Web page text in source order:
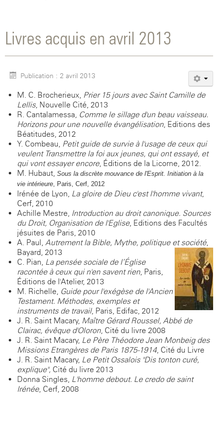
Livres acquis en avril 2013
Publication : 2 avril 2013
M. C. Brocherieux, Prier 15 jours avec Saint Camille de
Lellis, Nouvelle Cité, 2013
R. Cantalamessa, Comme le sillage d'un beau vaisseau.
Horizons pour une nouvelle évangélisation, Editions des
Béatitudes, 2012
Y. Combeau, Petit guide de survie à l'usage de ceux qui
veulent Transmettre la foi aux jeunes, qui ont essayé, et
qui vont essayer encore, Éditions de la Licorne, 2012.
M. Hubaut, Sous la discrète mouvance de l'Esprit. Initiation à la
vie intérieure, Paris, Cerf, 2012
Irénée de Lyon, La gloire de Dieu c'est l'homme vivant,
Cerf, 2010
Achille Mestre, Introduction au droit canonique. Sources
du Droit, Organisation de l'Eglise, Editions des Facultés
jésuites de Paris, 2010
A. Paul, Autrement la Bible, Mythe, politique et société,
Bayard, 2013
C. Pian, La pensée sociale de l’Église
racontée à ceux qui n'en savent rien, Paris,
Éditions de l'Atelier, 2013
M. Richelle, Guide pour l'exégèse de l'Ancien
Testament. Méthodes, exemples et
instruments de travail, Paris, Edifac, 2012
J. R. Saint Macary, Maître Gérard Roussel, Abbé de
Clairac, évêque d'Oloron, Cité du livre 2008
J. R. Saint Macary, Le Père Théodore Jean Monbeig des
Missions Etrangères de Paris 1875-1914, Cité du Livre
J. R. Saint Macary, Le Petit Ossalois "Dis tonton curé,
explique", Cité du livre 2013
Donna Singles, L'homme debout. Le credo de saint
Irénée, Cerf, 2008